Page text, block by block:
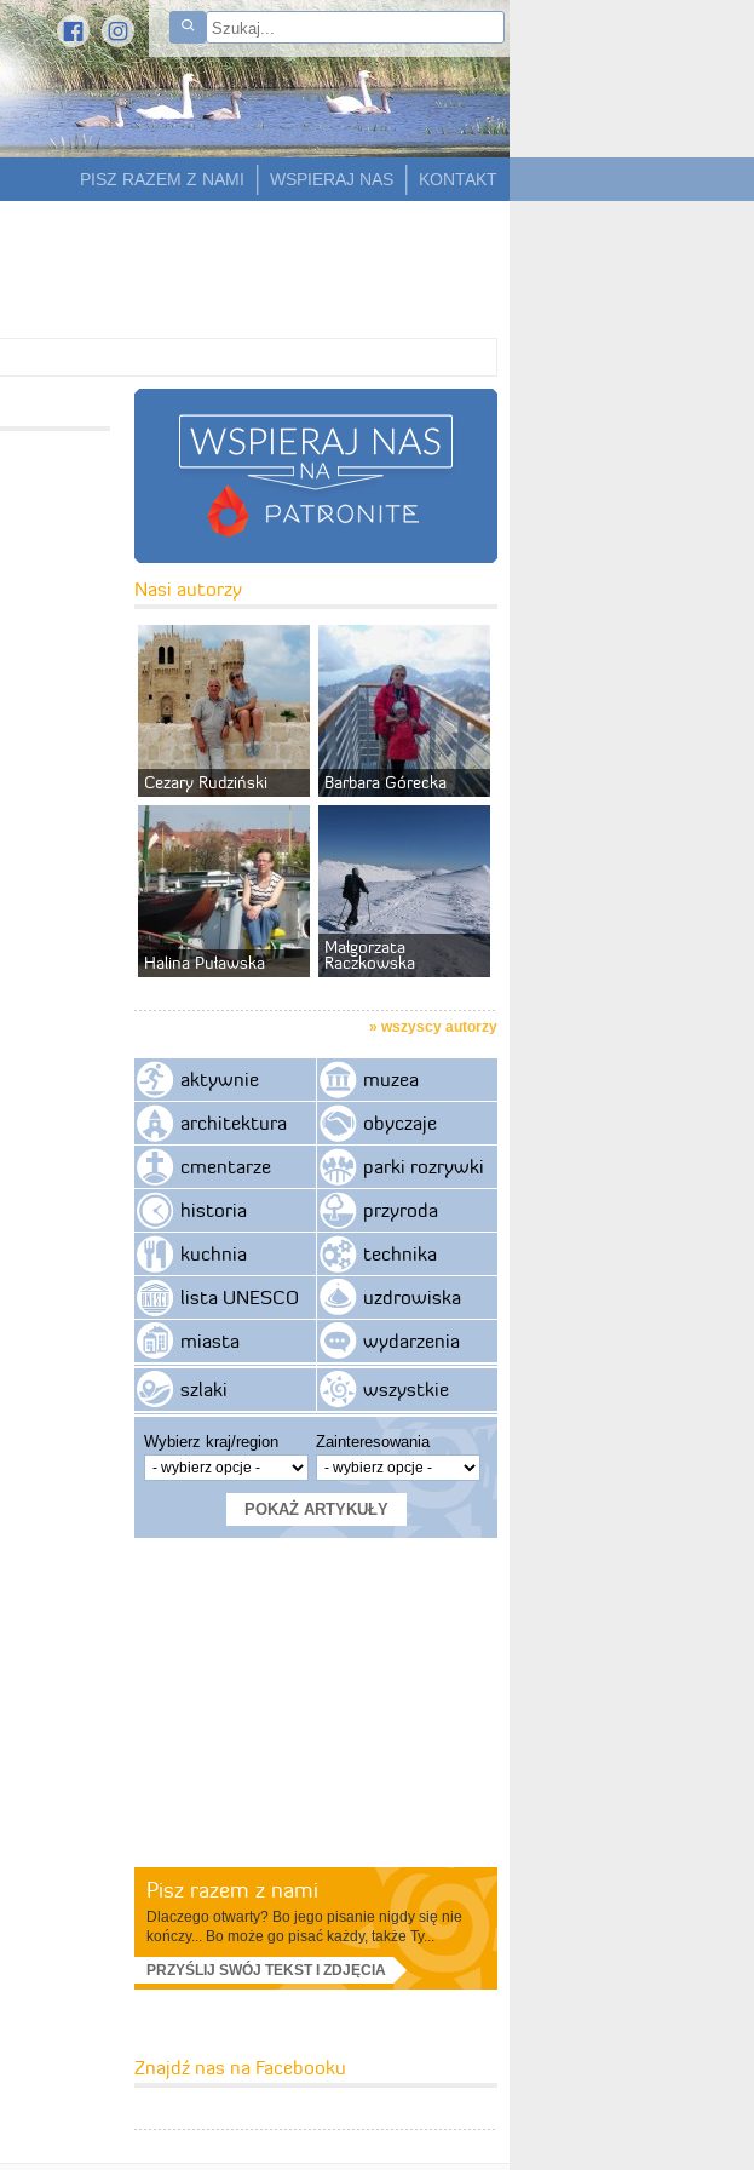
KONTAKT
WSPIERAJ NAS
PISZ RAZEM Z NAMI
Nasi autorzy
Cezary Rudziński Barbara Górecka
Halina Puławska
Małgorzata
Raczkowska
» wszyscy autorzy
aktywnie
architektura
cmentarze
historia
kuchnia
lista UNESCO
miasta
szlaki
muzea
obyczaje
parki rozrywki
przyroda
technika
uzdrowiska
wydarzenia
wszystkie
Wybierz kraj/region Zainteresowania
Pisz razem z nami
Dlaczego otwarty? Bo jego pisanie nigdy się nie
kończy... Bo może go pisać każdy, także Ty...
PRZYŚLIJ SWÓJ TEKST I ZDJĘCIA
Znajdź nas na Facebooku